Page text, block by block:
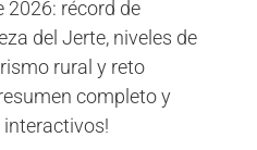
2026: récord de
del Jerte, niveles de
rural y reto
completo y